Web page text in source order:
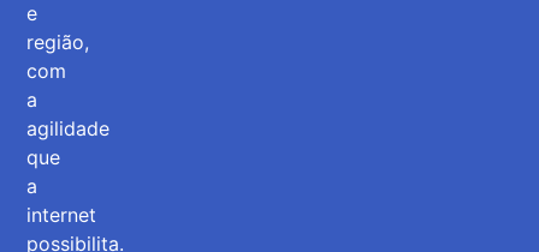
e
região,
com
a
agilidade
que
a
internet
possibilita.